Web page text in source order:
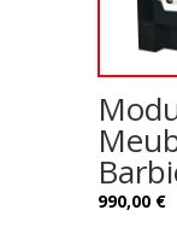
990,00 €